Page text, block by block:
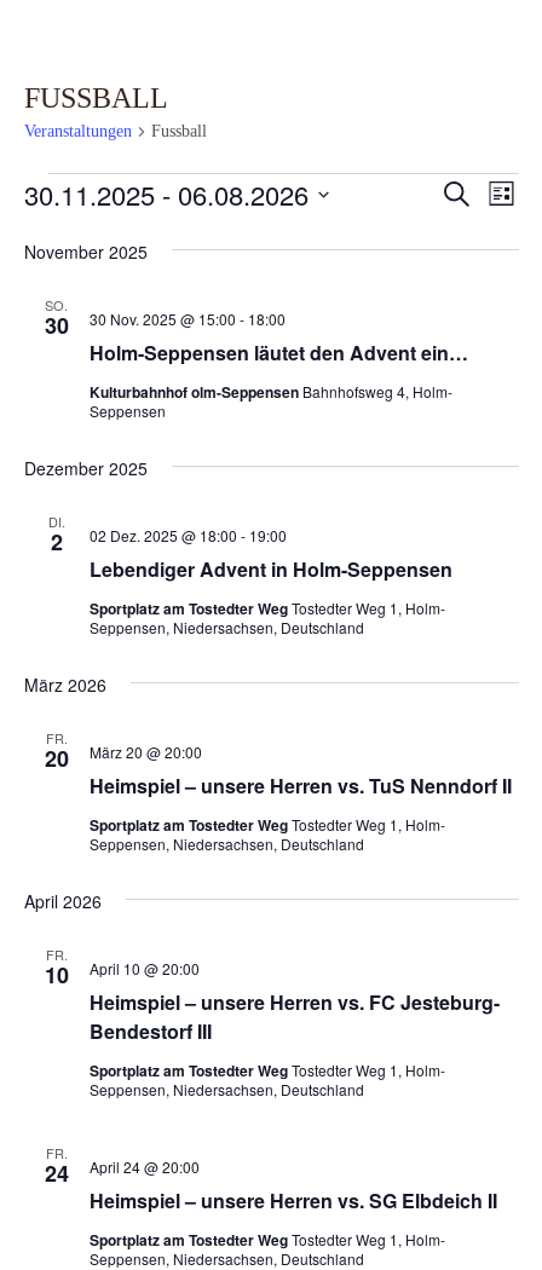
FUSSBALL
Veranstaltungen Fussball
VERANSTALTUNGEN SUCHE
LISTE
30.11.2025 - 06.08.2026
wählen.
November 2025
SO.
30
Holm-Seppensen läutet den Advent ein…
30 Nov. 2025 @ 15:00 - 18:00
Kulturbahnhof olm-Seppensen Bahnhofsweg 4, Holm-
Seppensen
Dezember 2025
DI.
2
Lebendiger Advent in Holm-Seppensen
02 Dez. 2025 @ 18:00 - 19:00
Sportplatz am Tostedter WegTostedter Weg 1, Holm-
Seppensen, Niedersachsen, Deutschland
März 2026
FR.
20
Heimspiel – unsere Herren vs. TuS Nenndorf II
März 20 @ 20:00
Sportplatz am Tostedter WegTostedter Weg 1, Holm-
Seppensen, Niedersachsen, Deutschland
April 2026
FR.
10
Heimspiel – unsere Herren vs. FC Jesteburg-
Bendestorf III
April 10 @ 20:00
Sportplatz am Tostedter WegTostedter Weg 1, Holm-
Seppensen, Niedersachsen, Deutschland
FR.
24
Heimspiel – unsere Herren vs. SG Elbdeich II
April 24 @ 20:00
Sportplatz am Tostedter WegTostedter Weg 1, Holm-
Seppensen, Niedersachsen, Deutschland